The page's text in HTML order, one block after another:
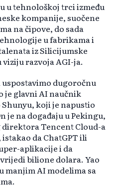
u tehnološkoj trci između
kompanije, suočene
na čipove, do sada
u fabrikama i
iz Silicijumske
razvoja AGI-ja.
dugoročnu
je glavni AI naučnik
koji je napustio
je na događaju u Pekingu,
Tencent Cloud-a
da ChatGPT ili
aplikacije i da
bilione dolara. Yao
manjim AI modelima sa